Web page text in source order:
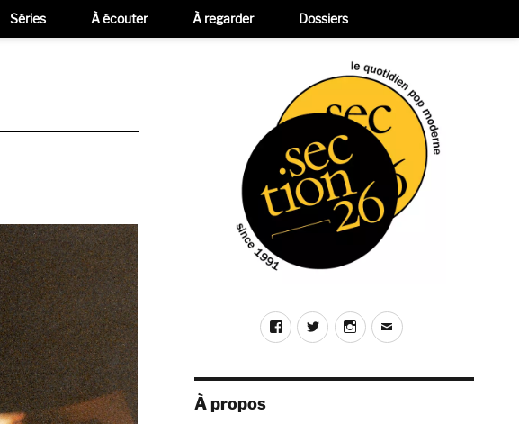
FacebookTwitterInstagram
E-
À propos
Séries À écouter À regarder Dossiers